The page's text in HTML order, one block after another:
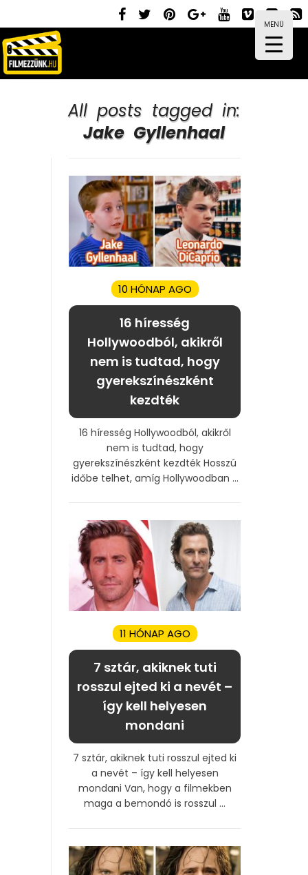
MENÜ
All posts tagged in:
Jake Gyllenhaal
10 HÓNAP AGO
16 híresség
Hollywoodból, akikről
nem is tudtad, hogy
gyerekszínészként
kezdték
16 híresség Hollywoodból, akikről
nem is tudtad, hogy
gyerekszínészként kezdték Hosszú
időbe telhet, amíg Hollywoodban ...
11 HÓNAP AGO
7 sztár, akiknek tuti
rosszul ejted ki a nevét –
így kell helyesen
mondani
7 sztár, akiknek tuti rosszul ejted ki
a nevét – így kell helyesen
mondani Van, hogy a filmekben
maga a bemondó is rosszul ...